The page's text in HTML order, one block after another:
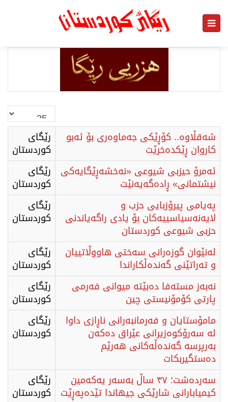
نمایش
#
شەقڵاوە.. کۆڕێکی جەماوەری بۆ ئەبو
کاروان ڕێکدەخرێت
رێگای
كوردستان
ئەمرۆ حیزبی شیوعی «نەخشەڕێگایەكی
نیشتمانی» ڕادەگەیەنێت
رێگای
كوردستان
په‌یامی پیرۆزبایی حزب و
لایەنەسیاسییەكان بۆ یادی راگەیاندنی
حزبی شیوعی كوردستان
رێگای
كوردستان
لەنێوان گوزەرانی سەختی هاووڵاتییان
و تەراتێنی گەندەڵکاراندا
رێگای
كوردستان
نەبەز مستەفا دەبێتە میوانی فەرمی
پارتی کۆمۆنیستی چین
رێگای
كوردستان
مامۆستایان و فەرمانبەرانی ناڕازی داوا
لە سەرۆکوەزیرانی عێراق دەکەن
بەرپرسە گەندەڵەکانی هەرێم
دەستگیربکات
رێگای
كوردستان
سەردەشت؛ ٣٧ ساڵ بەسەر یەکەمین
کیمیابارانی شارێکی جیهاندا تێدەپەڕێت
رێگای
كوردستان